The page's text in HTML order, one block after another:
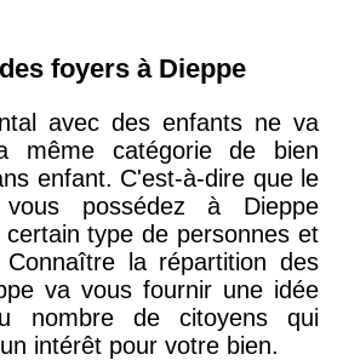
foyers à Dieppe
avec des enfants ne va
même catégorie de bien
enfant. C'est-à-dire que le
possédez à Dieppe
type de personnes et
la répartition des
va vous fournir une idée
nombre de citoyens qui
intérêt pour votre bien.